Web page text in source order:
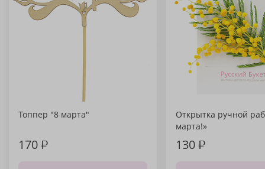
Топпер "8 марта"
170₽
Открытка ручной
марта!»
130₽